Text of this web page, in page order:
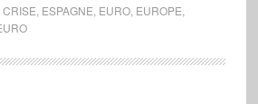
CRISE ESPAGNE EURO, EUROPE